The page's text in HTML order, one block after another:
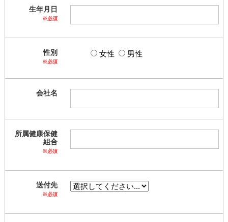
生年月日
※必須
性別
※必須
女性 男性
会社名
所属健康保健
組合
※必須
送付先
※必須